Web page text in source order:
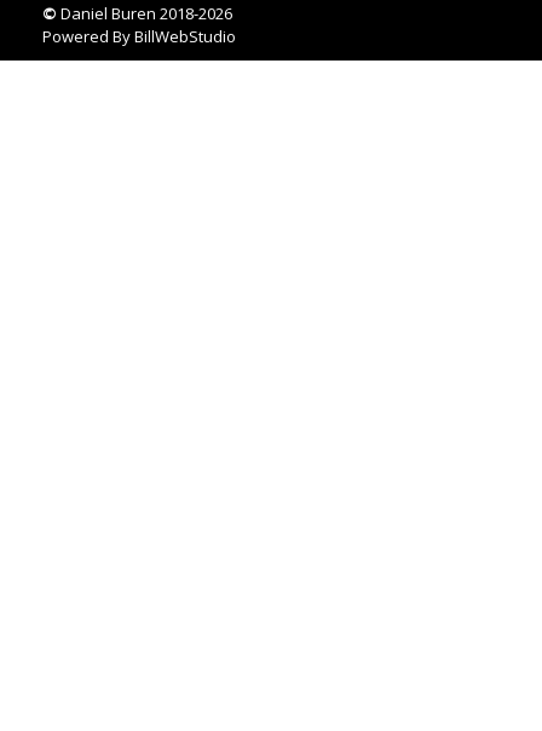
© Daniel Buren 2018-2026
Powered ByBillWebStudio